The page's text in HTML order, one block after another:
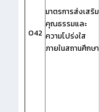
O42
มาตรการส่งเสริม
คุณธรรมและ
ความโปร่งใส
ภายในสถานศึกษา